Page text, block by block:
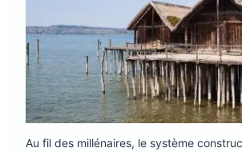
Au fil des millénaires, le système